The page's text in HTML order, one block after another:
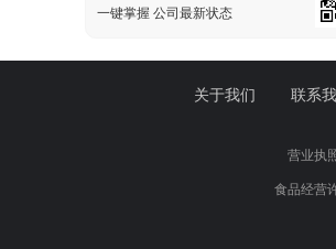
一键掌握 公司最新状态
关于我们 联系
营业执
食品经营